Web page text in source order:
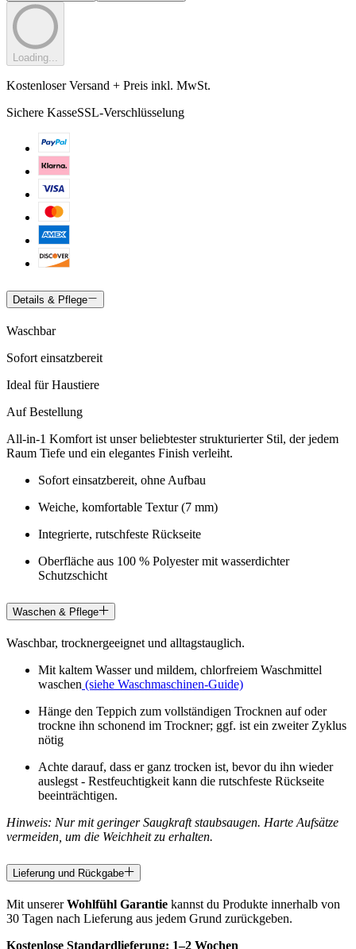
Loading...
Kostenloser Versand + Preis inkl. MwSt.
Sichere KasseSSL-Verschlüsselung
Details & Pflege
Waschbar
Sofort einsatzbereit
Ideal für Haustiere
Auf Bestellung
All-in-1 Komfort ist unser beliebtester strukturierter Stil, der jedem
Raum Tiefe und ein elegantes Finish verleiht.
Sofort einsatzbereit, ohne Aufbau
Weiche, komfortable Textur (7 mm)
Integrierte, rutschfeste Rückseite
Oberfläche aus 100 % Polyester mit wasserdichter
Schutzschicht
Waschen & Pflege
Waschbar, trocknergeeignet und alltagstauglich.
Mit kaltem Wasser und mildem, chlorfreiem Waschmittel
waschen (siehe Waschmaschinen-Guide)
Hänge den Teppich zum vollständigen Trocknen auf oder
trockne ihn schonend im Trockner; ggf. ist ein zweiter Zyklus
nötig
Achte darauf, dass er ganz trocken ist, bevor du ihn wieder
auslegst - Restfeuchtigkeit kann die rutschfeste Rückseite
beeinträchtigen.
Hinweis: Nur mit geringer Saugkraft staubsaugen. Harte Aufsätze
vermeiden, um die Weichheit zu erhalten.
Lieferung und Rückgabe
Mit unsererWohlfühl Garantie kannst du Produkte innerhalb von
30 Tagen nach Lieferung aus jedem Grund zurückgeben.
Kostenlose Standardlieferung: 1–2 Wochen